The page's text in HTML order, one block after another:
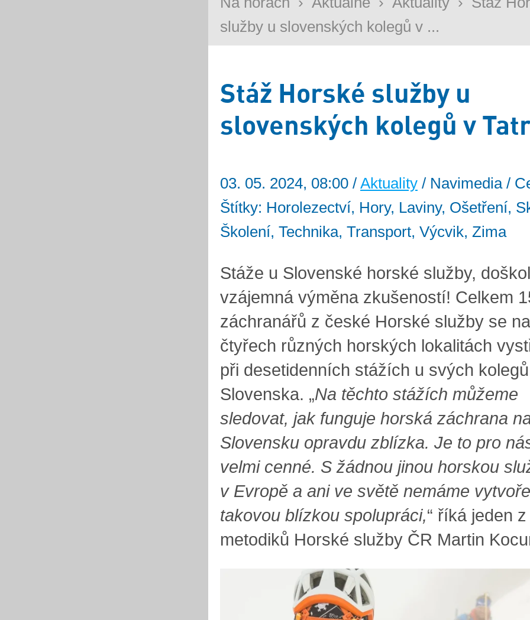
služby u slovenských kolegů v ...
Stáž Horské služby u
slovenských kolegů v
03. 05. 2024, 08:00 / Aktuality / Navimedia /
Štítky: Horolezectví, Hory, Laviny, Ošetření,
Školení, Technika, Transport, Výcvik, Zima
Stáže u Slovenské horské služby,
vzájemná výměna zkušeností! Celkem
záchranářů z české Horské služby se na
čtyřech různých horských lokalitách
při desetidenních stážích u svých
Slovenska. „Na těchto stážích můžeme
sledovat, jak funguje horská záchrana
Slovensku opravdu zblízka. Je to pro
velmi cenné. S žádnou jinou horskou
v Evropě a ani ve světě nemáme
takovou blízkou spolupráci,“ říká jeden z
metodiků Horské služby ČR Martin